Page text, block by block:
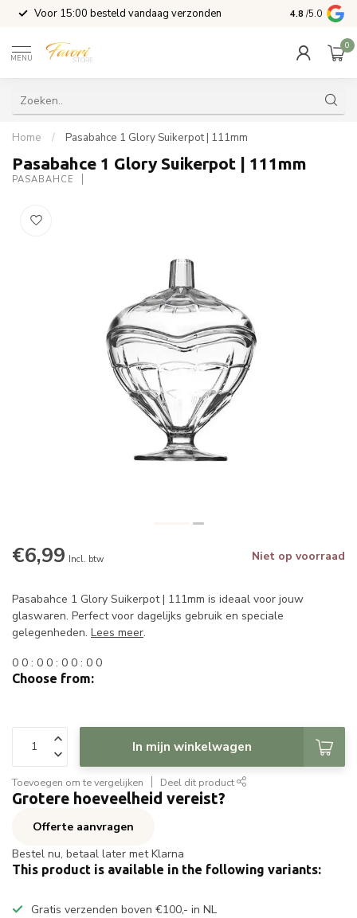
Voor 15:00 besteld vandaag verzonden 4.8 /5.0
MENU
0
Home / Pasabahce 1 Glory Suikerpot | 111mm
Pasabahce 1 Glory Suikerpot | 111mm
PASABAHCE
€6,99 Incl. btw Niet op voorraad
Pasabahce 1 Glory Suikerpot | 111mm is ideaal voor jouw
glaswaren. Perfect voor dagelijks gebruik en speciale
gelegenheden. Lees meer.
0 0 : 0 0 : 0 0 : 0 0
Choose from:
In mijn winkelwagen
Toevoegen om te vergelijken Deel dit product
Grotere hoeveelheid vereist?
Offerte aanvragen
Bestel nu, betaal later met Klarna
This product is available in the following variants:
Gratis verzenden boven €100,- in NL